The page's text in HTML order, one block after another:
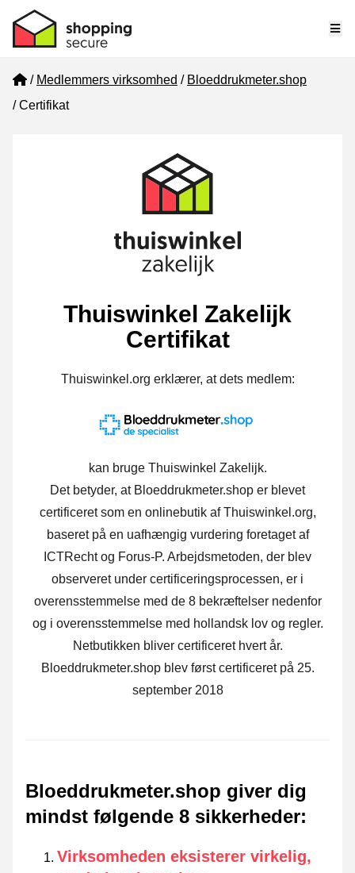
Home
Medlemmers virksomhed
Bloeddrukmeter.shop
Certifikat
Thuiswinkel Zakelijk
Certifikat
Thuiswinkel.org erklærer, at dets medlem:
kan bruge Thuiswinkel Zakelijk.
Det betyder, at Bloeddrukmeter.shop er blevet
certificeret som en onlinebutik af Thuiswinkel.org,
baseret på en uafhængig vurdering foretaget af
ICTRecht og Forus-P. Arbejdsmetoden, der blev
observeret under certificeringsprocessen, er i
overensstemmelse med de 8 bekræftelser nedenfor
og i overensstemmelse med hollandsk lov og regler.
Netbutikken bliver certificeret hvert år.
Bloeddrukmeter.shop blev først certificeret på 25.
september 2018
Bloeddrukmeter.shop giver dig
mindst følgende 8 sikkerheder:
Virksomheden eksisterer virkelig,